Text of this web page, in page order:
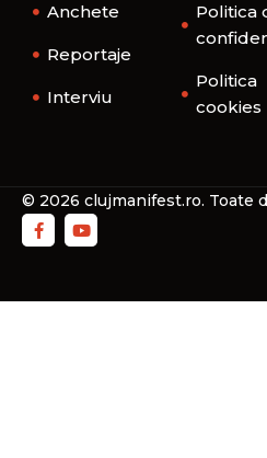
Anchete
Reportaje
Interviu
Politica
Politica
cookies
© 2026 clujmanifest.ro. Toate